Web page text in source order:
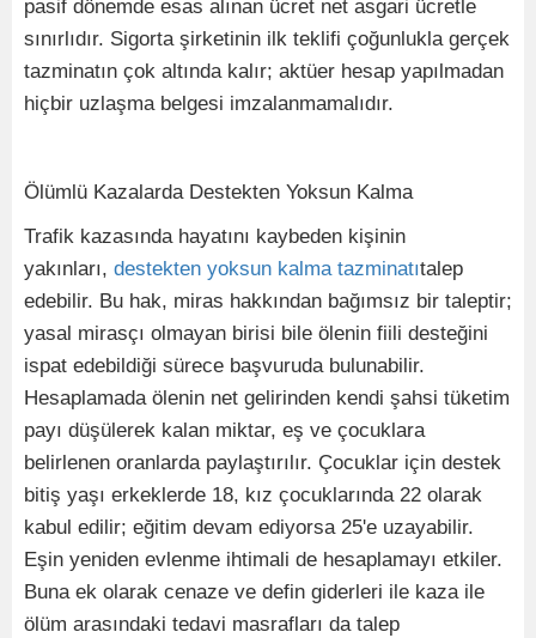
pasif dönemde esas alınan ücret net asgari ücretle
sınırlıdır. Sigorta şirketinin ilk teklifi çoğunlukla gerçek
tazminatın çok altında kalır; aktüer hesap yapılmadan
hiçbir uzlaşma belgesi imzalanmamalıdır.
Ölümlü Kazalarda Destekten Yoksun Kalma
Trafik kazasında hayatını kaybeden kişinin
yakınları, destekten yoksun kalma tazminatıtalep
edebilir. Bu hak, miras hakkından bağımsız bir taleptir;
yasal mirasçı olmayan birisi bile ölenin fiili desteğini
ispat edebildiği sürece başvuruda bulunabilir.
Hesaplamada ölenin net gelirinden kendi şahsi tüketim
payı düşülerek kalan miktar, eş ve çocuklara
belirlenen oranlarda paylaştırılır. Çocuklar için destek
bitiş yaşı erkeklerde 18, kız çocuklarında 22 olarak
kabul edilir; eğitim devam ediyorsa 25'e uzayabilir.
Eşin yeniden evlenme ihtimali de hesaplamayı etkiler.
Buna ek olarak cenaze ve defin giderleri ile kaza ile
ölüm arasındaki tedavi masrafları da talep